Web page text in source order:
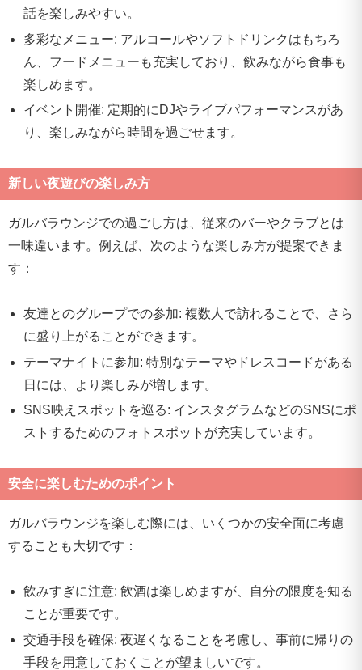
話を楽しみやすい。
多彩なメニュー: アルコールやソフトドリンクはもちろ
ん、フードメニューも充実しており、飲みながら食事も
楽しめます。
イベント開催: 定期的にDJやライブパフォーマンスがあ
り、楽しみながら時間を過ごせます。
新しい夜遊びの楽しみ方
ガルバラウンジでの過ごし方は、従来のバーやクラブとは
一味違います。例えば、次のような楽しみ方が提案できま
す：
友達とのグループでの参加: 複数人で訪れることで、さら
に盛り上がることができます。
テーマナイトに参加: 特別なテーマやドレスコードがある
日には、より楽しみが増します。
SNS映えスポットを巡る: インスタグラムなどのSNSにポ
ストするためのフォトスポットが充実しています。
安全に楽しむためのポイント
ガルバラウンジを楽しむ際には、いくつかの安全面に考慮
することも大切です：
飲みすぎに注意: 飲酒は楽しめますが、自分の限度を知る
ことが重要です。
交通手段を確保: 夜遅くなることを考慮し、事前に帰りの
手段を用意しておくことが望ましいです。